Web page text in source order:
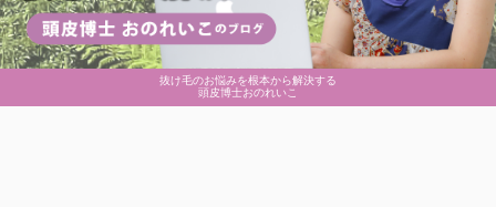
抜け毛のお悩みを根本から解決する
頭皮博士おのれいこ